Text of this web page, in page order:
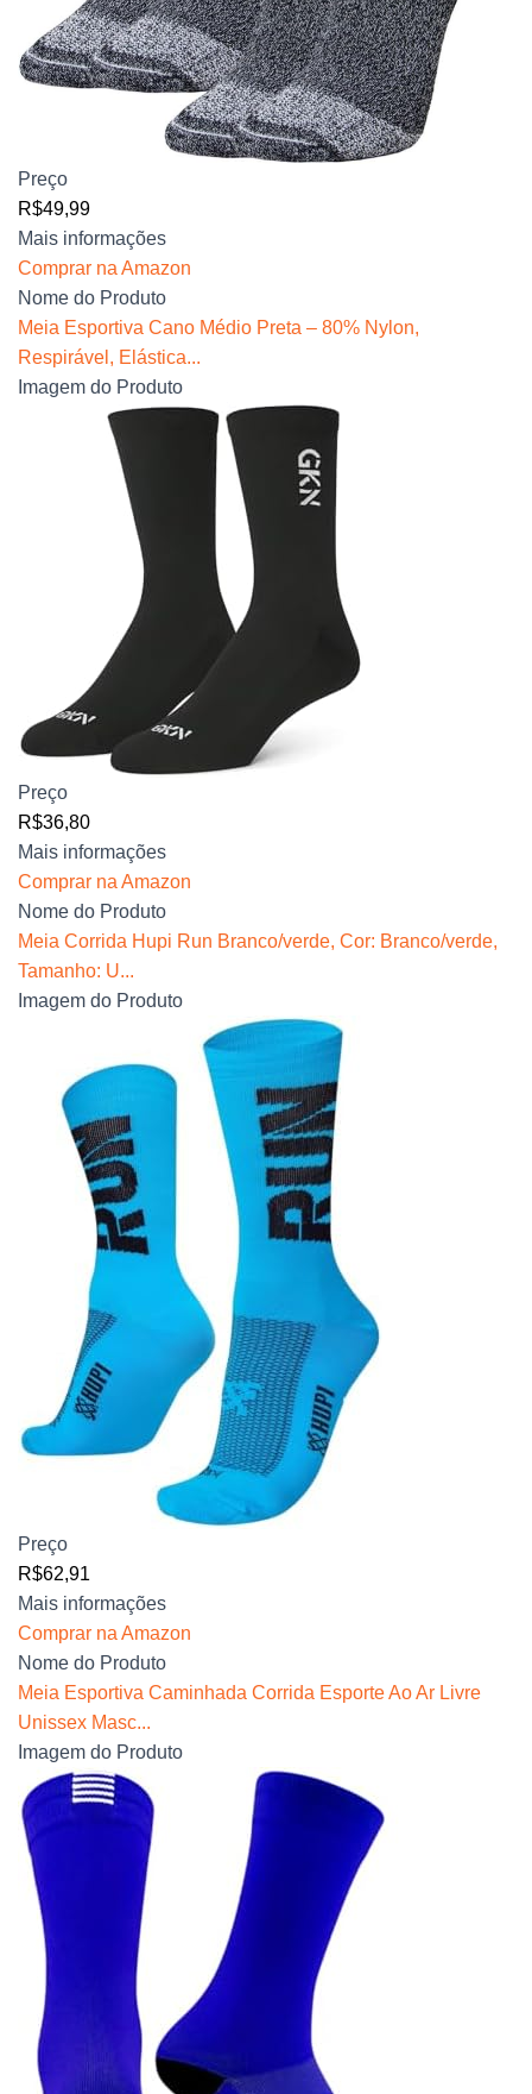
Preço
R$49,99
Mais informações
Comprar na Amazon
Nome do Produto
Meia Esportiva Cano Médio Preta – 80% Nylon,
Respirável, Elástica...
Imagem do Produto
Preço
R$36,80
Mais informações
Comprar na Amazon
Nome do Produto
Meia Corrida Hupi Run Branco/verde, Cor: Branco/verde,
Tamanho: U...
Imagem do Produto
Preço
R$62,91
Mais informações
Comprar na Amazon
Nome do Produto
Meia Esportiva Caminhada Corrida Esporte Ao Ar Livre
Unissex Masc...
Imagem do Produto